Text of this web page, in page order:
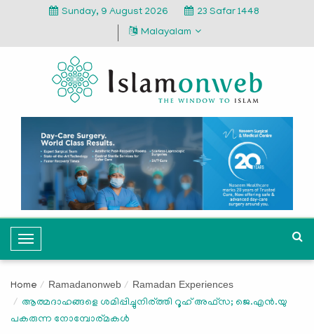
Sunday, 9 August 2026
23 Safar 1448
Malayalam
T
o
g
l
e
Home Ramadanonweb Ramadan Experiences
ആത്മദാഹങ്ങളെ ശമിപ്പിച്ചുനിര്ത്തി റൂഹ് അഫ്‌സ; ജെ.എന്‍.യു
പകരുന്ന നോമ്പോര്മ‍കള്‍